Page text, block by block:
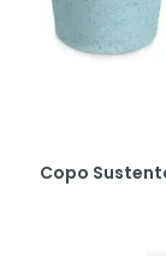
Copo